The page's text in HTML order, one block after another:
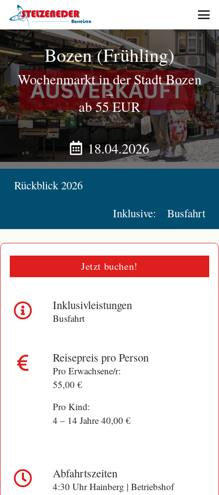
Bozen (Frühling)
Wochenmarkt in der Stadt Bozen
–
ab 55 EUR
18.04.2026
Rückblick 2026
Inklusive:
Busfahrt
Jetzt buchen!
Inklusivleistungen
Busfahrt
Reisepreis pro Person
Pro Erwachsene/r:
55,00 €
Pro Kind:
4 – 14 Jahre 40,00 €
Abfahrtszeiten
4:30 Uhr Hainberg | Betriebshof